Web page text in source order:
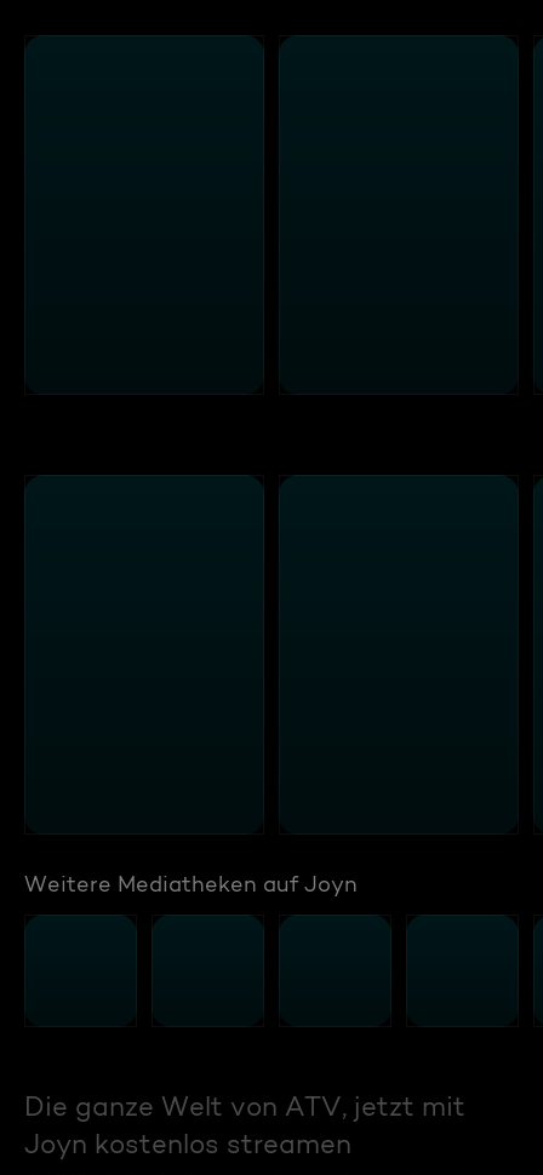
Weitere Mediatheken auf Joyn
Die ganze Welt von ATV, jetzt mit
Joyn kostenlos streamen